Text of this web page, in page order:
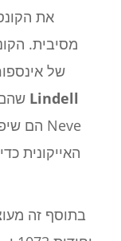
מסיבית.
של